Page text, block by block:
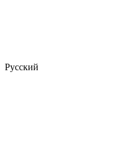
Русский